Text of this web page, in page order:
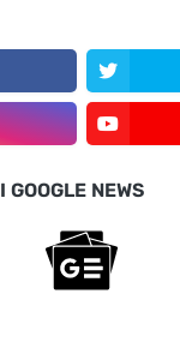
NEWS